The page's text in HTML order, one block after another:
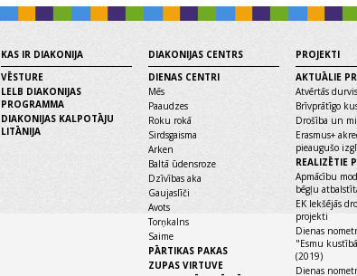
KAS IR DIAKONIJA
VĒSTURE
LELB DIAKONIJAS
PROGRAMMA
DIAKONIJAS KALPOTĀJU
LITĀNIJA
DIAKONIJAS CENTRS
DIENAS CENTRI
Mēs
Paaudzes
Roku rokā
Sirdsgaisma
Arken
Baltā ūdensroze
Dzīvības aka
Gaujaslīči
Avots
Torņkalns
Saime
PĀRTIKAS PAKAS
ZUPAS VIRTUVE
PROJEKTI
AKTUĀLIE
Atvērtās durvis
Brīvprātīgo
Drošība un
Erasmus+
pieaugušo
REALIZĒTIE
Apmācību
bēgļu
EK Iekšējās
projekti
Dienas
"Esmu
(2019)
Dienas